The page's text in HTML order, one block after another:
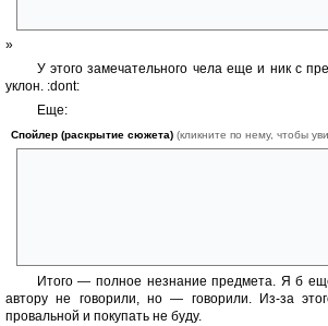
»
У этого замечательного чела еще и ник с
уклон. :dont:
Еще:
Спойлер (раскрытие сюжета) (кликните по нему, чтобы
Итого — полное незнание предмета. Я б
автору не говорили, но — говорили. Из-за
провальной и покупать не буду.